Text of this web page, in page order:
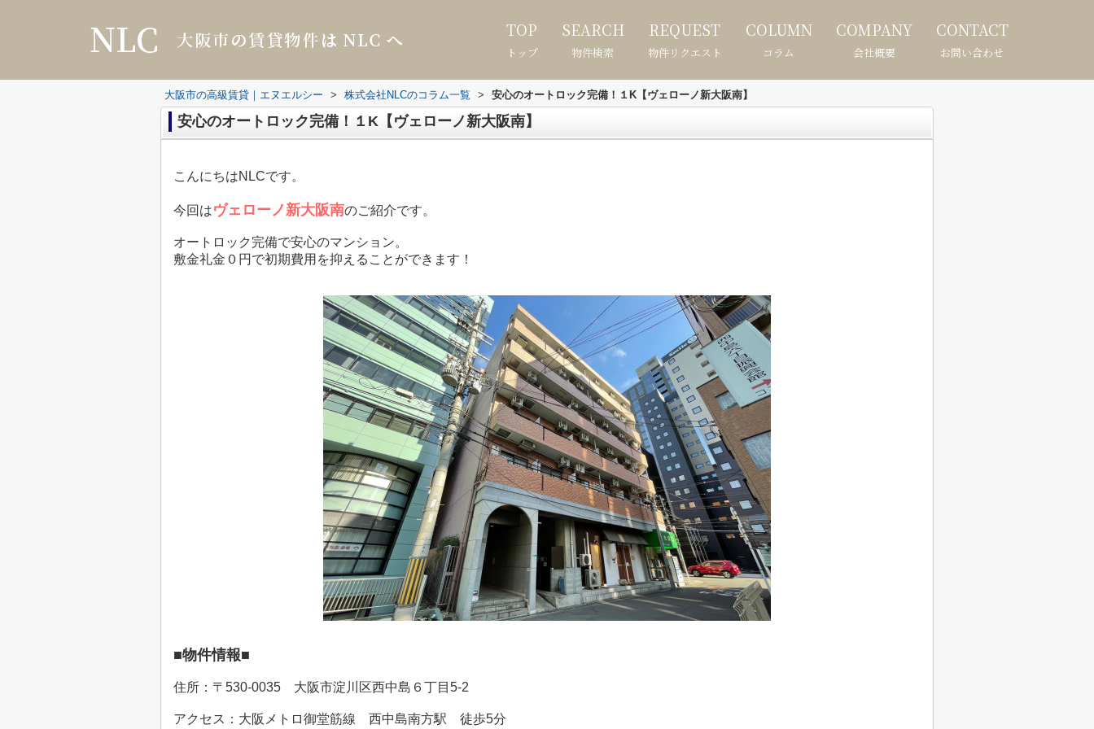
TOP
トップ
SEARCH
物件検索
REQUEST
物件リクエスト
COLUMN
コラム
COMPANY
会社概要
CONTACT
お問い合わせ
大阪市の高級賃貸｜エヌエルシー > 株式会社NLCのコラム一覧 > 安心のオートロック完備！１K【ヴェローノ新大阪南】
安心のオートロック完備！１K【ヴェローノ新大阪南】
こんにちはNLCです。
今回はヴェローノ新大阪南のご紹介です。
オートロック完備で安心のマンション。
敷金礼金０円で初期費用を抑えることができます！
■物件情報■
住所：〒530-0035 大阪市淀川区西中島６丁目5-2
アクセス：大阪メトロ御堂筋線 西中島南方駅 徒歩5分